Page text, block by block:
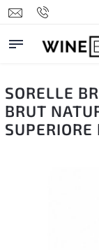
SORELLE
BRUT
SUPERIORE